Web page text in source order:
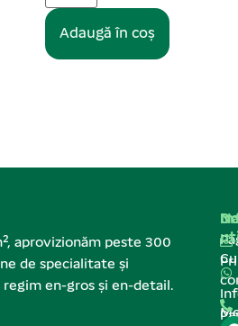
Adaugă în coș
aprovizionăm peste 300
de specialitate și
en-gros și en-detail.